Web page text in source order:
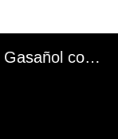
El mal momento de Yanina Gasañol con un hincha argentino en "Subrayado"